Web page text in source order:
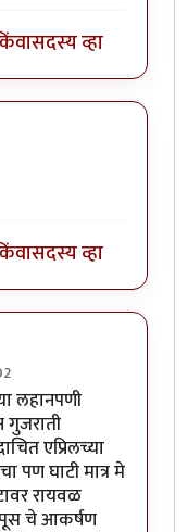
सदस्य व्हा
सदस्य व्हा
लहानपणी
एप्रिलच्या
पण घाटी मात्र मे
रायवळ
चे आकर्षण